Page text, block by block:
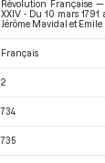
Révolution Française —
XXIV - Du 10 mars 1791
Jérôme Mavidal et Emile
Français
2
734
735